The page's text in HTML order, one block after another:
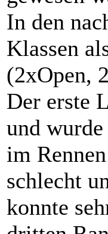
In den
Klassen
(2xOpen,
Der erste
und
im
schlecht
konnte